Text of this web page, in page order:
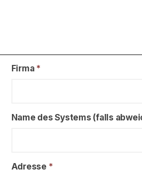
Firma *
Name des Systems (falls
Adresse *